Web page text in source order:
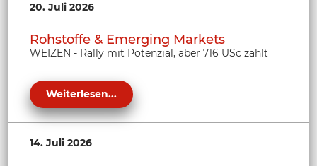
20. Juli 2026
Rohstoffe & Emerging Markets
WEIZEN - Rally mit Potenzial, aber 716 USc zählt
Weiterlesen...
14. Juli 2026